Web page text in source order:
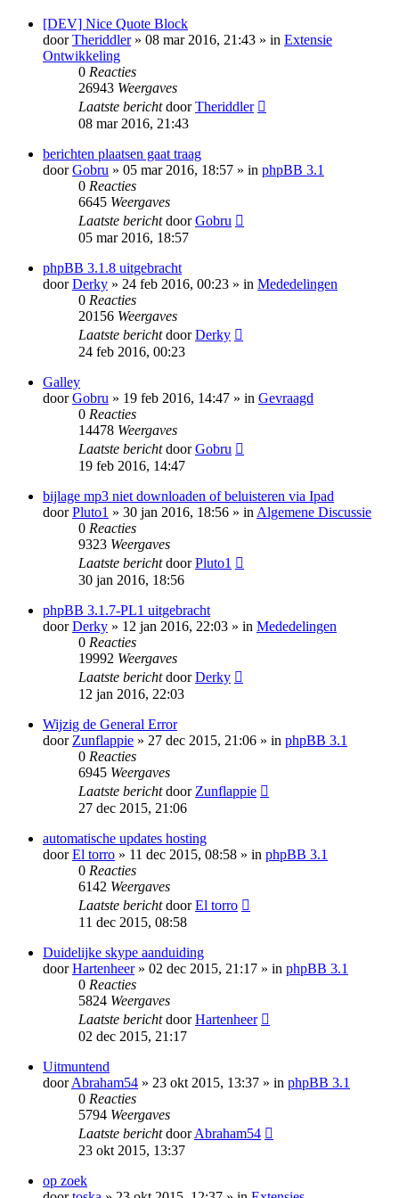
[DEV] Nice Quote Block
doorTheriddler» 08 mar 2016, 21:43 » in Extensie
Ontwikkeling
0 Reacties
26943 Weergaves
Laatste berichtdoorTheriddler
08 mar 2016, 21:43
berichten plaatsen gaat traag
doorGobru » 05 mar 2016, 18:57 » in phpBB 3.1
0 Reacties
6645 Weergaves
Laatste berichtdoorGobru
05 mar 2016, 18:57
phpBB 3.1.8 uitgebracht
doorDerky » 24 feb 2016, 00:23 » in Mededelingen
0 Reacties
20156 Weergaves
Laatste berichtdoorDerky
24 feb 2016, 00:23
Galley
doorGobru » 19 feb 2016, 14:47 » in Gevraagd
0 Reacties
14478 Weergaves
Laatste berichtdoorGobru
19 feb 2016, 14:47
bijlage mp3 niet downloaden of beluisteren via Ipad
doorPluto1 » 30 jan 2016, 18:56 » inAlgemene Discussie
0 Reacties
9323 Weergaves
Laatste berichtdoorPluto1
30 jan 2016, 18:56
phpBB 3.1.7-PL1 uitgebracht
doorDerky » 12 jan 2016, 22:03 » in Mededelingen
0 Reacties
19992 Weergaves
Laatste berichtdoorDerky
12 jan 2016, 22:03
Wijzig de General Error
doorZunflappie » 27 dec 2015, 21:06 » in phpBB 3.1
0 Reacties
6945 Weergaves
Laatste berichtdoorZunflappie
27 dec 2015, 21:06
automatische updates hosting
doorEl torro » 11 dec 2015, 08:58 » in phpBB 3.1
0 Reacties
6142 Weergaves
Laatste berichtdoorEl torro
11 dec 2015, 08:58
Duidelijke skype aanduiding
doorHartenheer» 02 dec 2015, 21:17 » in phpBB 3.1
0 Reacties
5824 Weergaves
Laatste berichtdoorHartenheer
02 dec 2015, 21:17
Uitmuntend
doorAbraham54 » 23 okt 2015, 13:37 » in phpBB 3.1
0 Reacties
5794 Weergaves
Laatste berichtdoorAbraham54
23 okt 2015, 13:37
op zoek